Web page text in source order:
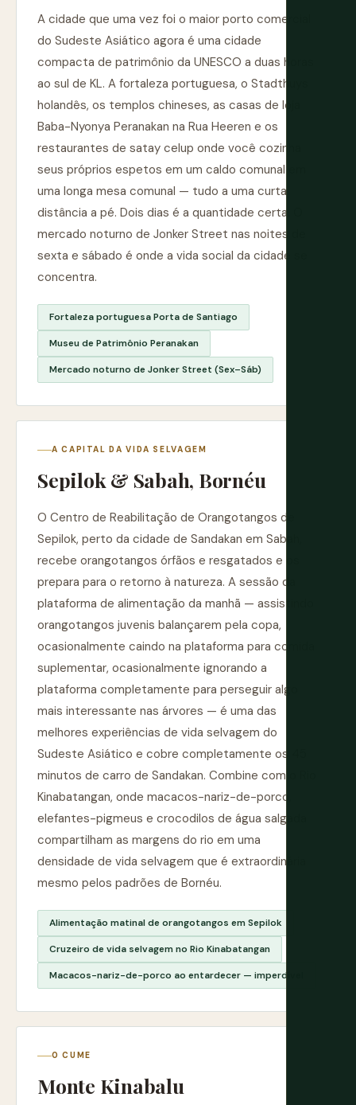
A cidade que uma vez foi o maior porto comercial
do Sudeste Asiático agora é uma cidade
compacta de patrimônio da UNESCO a duas horas
ao sul de KL. A fortaleza portuguesa, o Stadthuys
holandês, os templos chineses, as casas de loja
Baba-Nyonya Peranakan na Rua Heeren e os
restaurantes de satay celup onde você cozinha
seus próprios espetos em um caldo comunal em
uma longa mesa comunal — tudo a uma curta
distância a pé. Dois dias é a quantidade certa. O
mercado noturno de Jonker Street nas noites de
sexta e sábado é onde a vida social da cidade se
concentra.
Fortaleza portuguesa Porta de Santiago
Museu de Patrimônio Peranakan
Mercado noturno de Jonker Street (Sex–Sáb)
A CAPITAL DA VIDA SELVAGEM
Sepilok & Sabah, Bornéu
O Centro de Reabilitação de Orangotangos de
Sepilok, perto da cidade de Sandakan em Sabah,
recebe orangotangos órfãos e resgatados e os
prepara para o retorno à natureza. A sessão da
plataforma de alimentação da manhã — assistindo
orangotangos juvenis balançarem pela copa,
ocasionalmente caindo na plataforma para comida
suplementar, ocasionalmente ignorando a
plataforma completamente para perseguir algo
mais interessante nas árvores — é uma das
melhores experiências de vida selvagem do
Sudeste Asiático e cobre completamente os 45
minutos de carro de Sandakan. Combine com o Rio
Kinabatangan, onde macacos-nariz-de-porco,
elefantes-pigmeus e crocodilos de água salgada
compartilham as margens do rio em uma
densidade de vida selvagem que é extraordinária
mesmo pelos padrões de Bornéu.
Alimentação matinal de orangotangos em Sepilok
Cruzeiro de vida selvagem no Rio Kinabatangan
Macacos-nariz-de-porco ao entardecer — imperdível
O CUME
Monte Kinabalu